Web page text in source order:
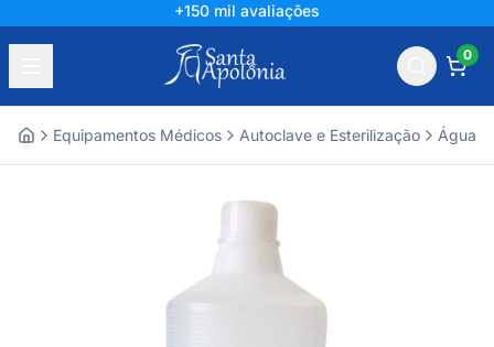
+150 mil avaliações
0
Equipamentos Médicos Autoclave e Esterilização Água